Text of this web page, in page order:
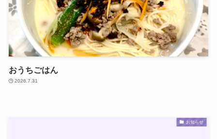
おうちごはん
2026.7.31
お知らせ